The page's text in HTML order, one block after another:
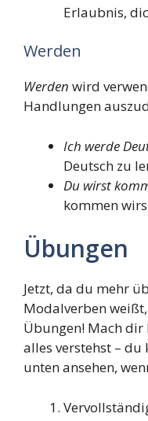
Erlaubnis,
Werden
Werden wird
Handlungen
Ich werde
Deutsch zu
Du wirst
kommen
Übungen
Jetzt, da du mehr
Modalverben
Übungen! Mach dir
alles verstehst –
unten ansehen,